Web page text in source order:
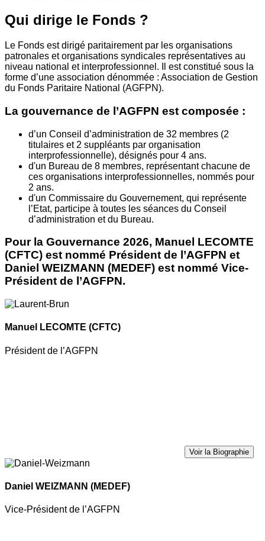
Qui dirige le Fonds ?
Le Fonds est dirigé paritairement par les organisations
patronales et organisations syndicales représentatives au
niveau national et interprofessionnel. Il est constitué sous la
forme d’une association dénommée : Association de Gestion
du Fonds Paritaire National (AGFPN).
La gouvernance de l’AGFPN est composée :
d’un Conseil d’administration de 32 membres (2
titulaires et 2 suppléants par organisation
interprofessionnelle), désignés pour 4 ans.
d'un Bureau de 8 membres, représentant chacune de
ces organisations interprofessionnelles, nommés pour
2 ans.
d'un Commissaire du Gouvernement, qui représente
l’Etat, participe à toutes les séances du Conseil
d’administration et du Bureau.
Pour la Gouvernance 2026, Manuel LECOMTE
(CFTC) est nommé Président de l’AGFPN et
Daniel WEIZMANN (MEDEF) est nommé Vice-
Président de l’AGFPN.
Manuel LECOMTE (CFTC)
Président de l’AGFPN
Voir la Biographie
Daniel WEIZMANN (MEDEF)
Vice-Président de l’AGFPN